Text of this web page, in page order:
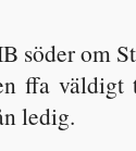
söder om
ffa väldigt
ledig.